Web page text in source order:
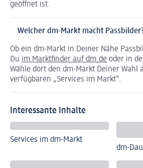
geöffnet ist.
Welcher dm-Markt macht
Ob ein dm-Markt in Deiner Nähe
Du im Marktfinder auf dm.de oder in
Wähle dort den dm-Markt Deiner Wahl
verfügbaren „Services im Markt“.
Interessante Inhalte
Services im dm-Markt
dm-